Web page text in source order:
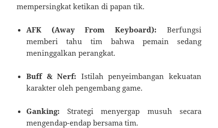
mempersingkat ketikan di papan tik.
AFK (Away From Keyboard): Berfungsi
memberi tahu tim bahwa pemain sedang
meninggalkan perangkat.
Buff & Nerf: Istilah penyeimbangan kekuatan
karakter oleh pengembang game.
Ganking: Strategi menyergap musuh secara
mengendap-endap bersama tim.